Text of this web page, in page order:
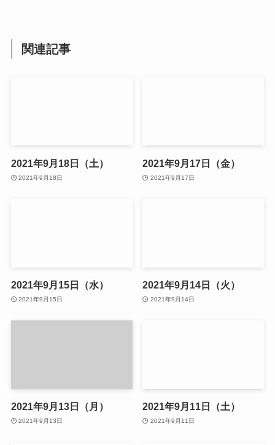
関連記事
2021年9月18日（土）
2021年9月18日
2021年9月17日（金）
2021年9月17日
2021年9月15日（水）
2021年9月15日
2021年9月14日（火）
2021年9月14日
2021年9月13日（月）
2021年9月13日
2021年9月11日（土）
2021年9月11日